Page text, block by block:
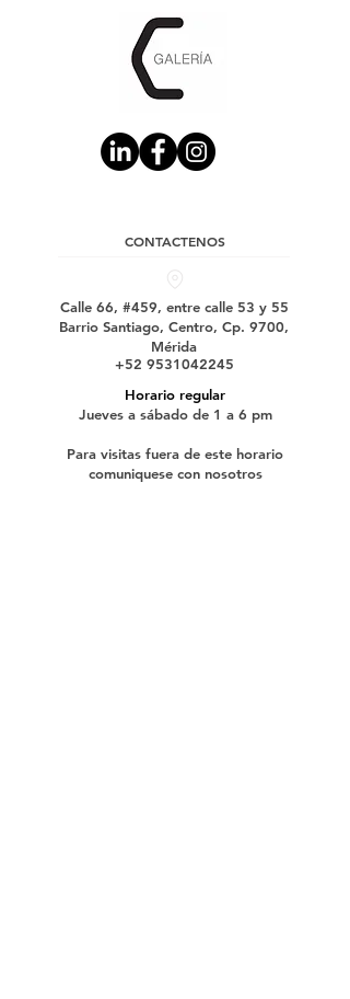
CONTACTENOS
Calle 66, #459, entre calle 53 y 55
Barrio Santiago, Centro, Cp. 9700,
Mérida
+52 9531042245
Horario regular
Jueves a sábado de 1 a 6 pm
Para visitas fuera de este horario
comuniquese con nosotros